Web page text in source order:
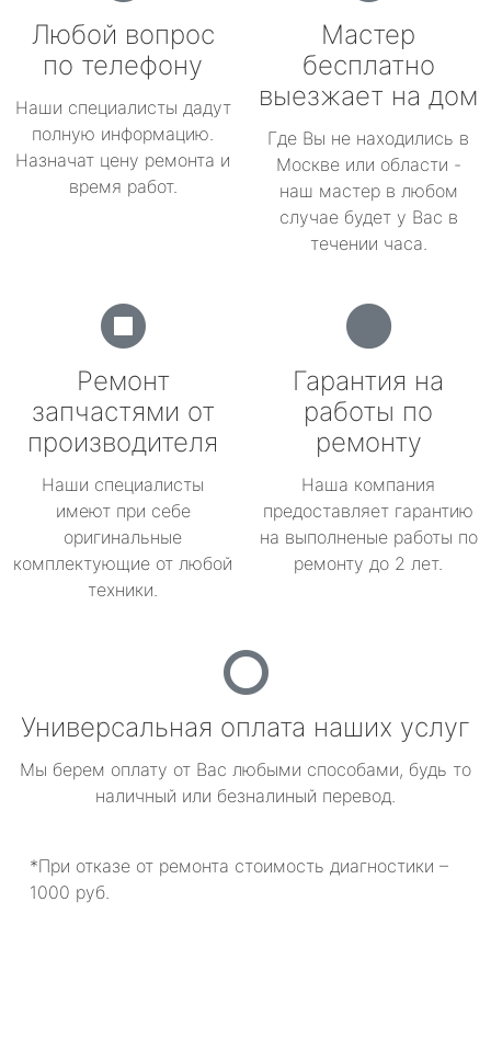
Любой вопрос
по телефону
Наши специалисты дадут
полную информацию.
Назначат цену ремонта и
время работ.
Мастер
бесплатно
выезжает на дом
Где Вы не находились в
Москве или области -
наш мастер в любом
случае будет у Вас в
течении часа.
Ремонт
запчастями от
производителя
Наши специалисты
имеют при себе
оригинальные
комплектующие от любой
техники.
Гарантия на
работы по
ремонту
Наша компания
предоставляет гарантию
на выполненые работы по
ремонту до 2 лет.
Универсальная оплата наших услуг
Мы берем оплату от Вас любыми способами, будь то
наличный или безналиный перевод.
*При отказе от ремонта стоимость диагностики –
1000 руб.